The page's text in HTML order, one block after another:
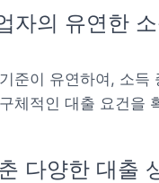
자의 유연한
준이 유연하여, 소득
체적인 대출 요건을
다양한 대출